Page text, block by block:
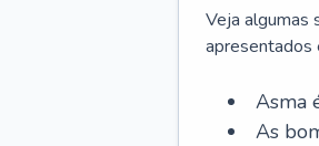
Veja algumas
apresentados
Asma
As